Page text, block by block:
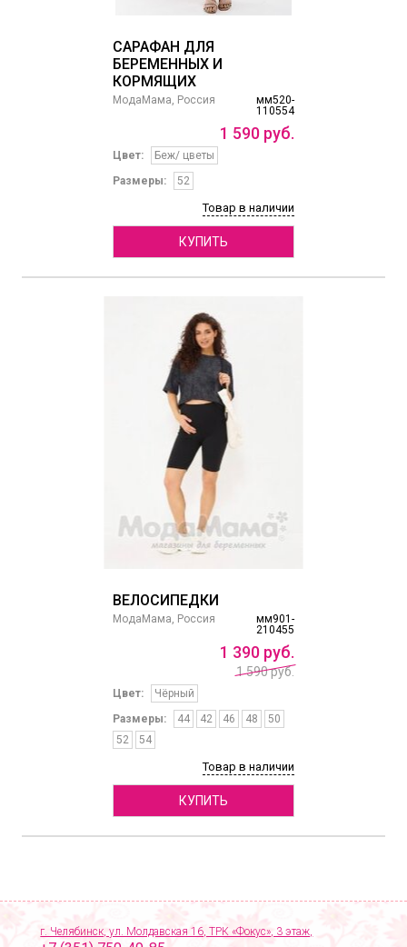
САРАФАН ДЛЯ
БЕРЕМЕННЫХ И
КОРМЯЩИХ
мм520-
110554
МодаМама, Россия
1 590 руб.
Цвет:
Беж/ цветы
Размеры:
52
Товар в наличии
КУПИТЬ
ВЕЛОСИПЕДКИ
мм901-
210455
МодаМама, Россия
1 390 руб.
1 590 руб.
Цвет:
Чёрный
Размеры:
44 42 46 48
50
52
54
Товар в наличии
КУПИТЬ
г. Челябинск, ул. Молдавская 16, ТРК «Фокус», 3 этаж,